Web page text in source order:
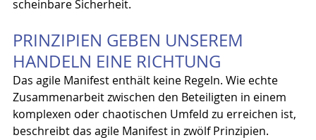
scheinbare Sicherheit.
PRINZIPIEN GEBEN UNSEREM
HANDELN EINE RICHTUNG
Das agile Manifest enthält keine Regeln. Wie echte
Zusammenarbeit zwischen den Beteiligten in einem
komplexen oder chaotischen Umfeld zu erreichen ist,
beschreibt das agile Manifest in zwölf Prinzipien.